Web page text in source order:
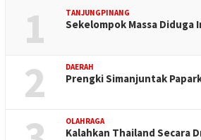
1 TANJUNGPINANG
Sekelompok Massa
2 DAERAH
Prengki Simanjuntak
OLAHRAGA
Kalahkan Thailand Secara